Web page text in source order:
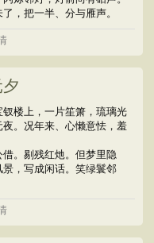
，把一半、分与雁声。
夕
楼上，一片笙箫，琉璃光
。况年来、心懒意怯，羞
。剔残红灺。但梦里隐
，写成闲话。笑绿鬟邻